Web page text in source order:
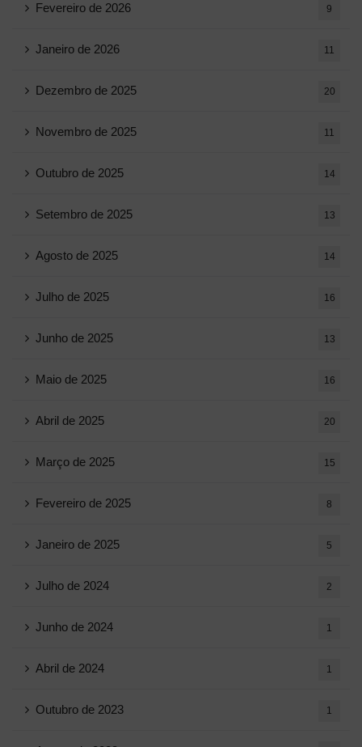
Fevereiro de 2026 9
Janeiro de 2026 11
Dezembro de 2025 20
Novembro de 2025 11
Outubro de 2025 14
Setembro de 2025 13
Agosto de 2025 14
Julho de 2025 16
Junho de 2025 13
Maio de 2025 16
Abril de 2025 20
Março de 2025 15
Fevereiro de 2025 8
Janeiro de 2025 5
Julho de 2024 2
Junho de 2024 1
Abril de 2024 1
Outubro de 2023 1